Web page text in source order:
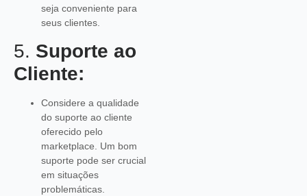
seja conveniente para
seus clientes.
5. Suporte ao
Cliente:
Considere a qualidade
do suporte ao cliente
oferecido pelo
marketplace. Um bom
suporte pode ser crucial
em situações
problemáticas.